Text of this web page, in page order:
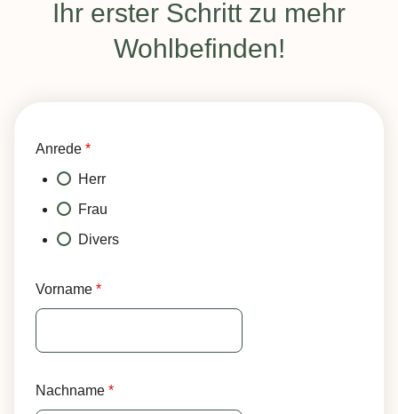
:Ihr erster Schritt zu mehr
Wohlbefinden!
Anrede *
Herr
Frau
Divers
Vorname *
Nachname *